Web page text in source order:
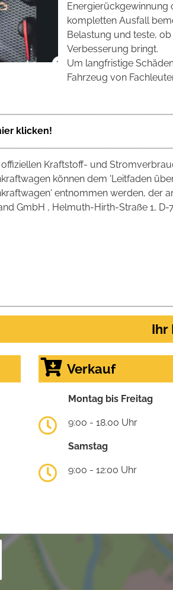
Energierückgewinnung
kompletten Ausfall
Belastung und teste,
Verbesserung bringt.
Um langfristige
Fahrzeug von
klicken!
Kraftstoff- und
können dem 'Leitfaden
entnommen werden, der
GmbH , Helmuth-Hirth-Straße 1,
Ihr
Verkauf
Montag bis Freitag
9:00 - 18.00 Uhr
Samstag
9:00 - 12:00 Uhr